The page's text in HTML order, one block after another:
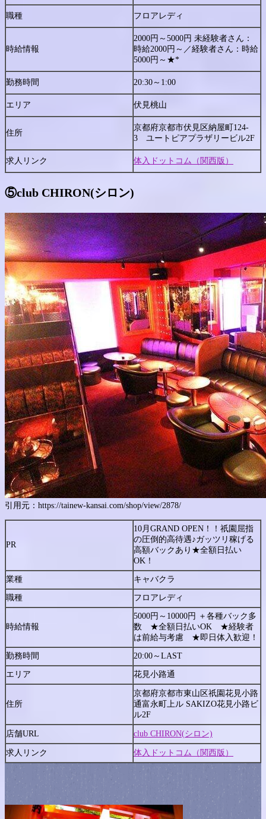
職種 フロアレディ
時給情報
2000円～5000円 未経験者さん：
時給2000円～／経験者さん：時給
5000円～★*
勤務時間 20:30～1:00
エリア 伏見桃山
住所
京都府京都市伏見区納屋町124-
3 ユートピアプラザリービル2F
求人リンク 体入ドットコム（関西版）
⑤club CHIRON(シロン)
引用元：https://tainew-kansai.com/shop/view/2878/
PR
10月GRAND OPEN！！祇園屈指
の圧倒的高待遇♪ガッツリ稼げる
高額バックあり★全額日払い
OK！
業種 キャバクラ
職種 フロアレディ
時給情報
5000円～10000円 ＋各種バック多
数 ★全額日払いOK ★経験者
は前給与考慮 ★即日体入歓迎！
勤務時間 20:00～LAST
エリア 花見小路通
住所
京都府京都市東山区祇園花見小路
通富永町上ル SAKIZO花見小路ビ
ル2F
店舗URL club CHIRON(シロン)
求人リンク 体入ドットコム（関西版）